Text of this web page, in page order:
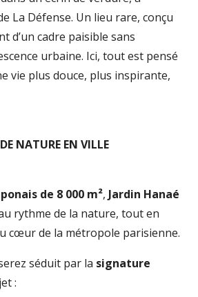
La Défense. Un lieu rare, conçu
d’un cadre paisible sans
urbaine. Ici, tout est pensé
vie plus douce, plus inspirante,
NATURE EN VILLE
de 8 000 m², Jardin Hanaé
rythme de la nature, tout en
cœur de la métropole parisienne.
séduit par la signature
: